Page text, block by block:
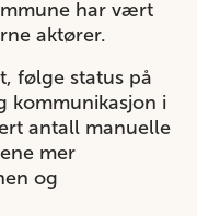
har vært
aktører.
følge status på
kommunikasjon i
antall manuelle
mer
og